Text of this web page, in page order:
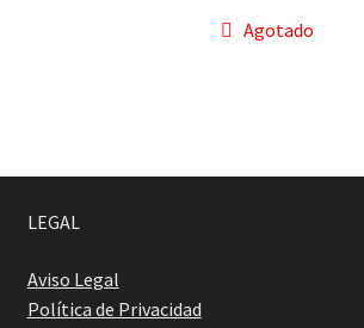
Agotado
LEGAL
Aviso Legal
Política de Privacidad